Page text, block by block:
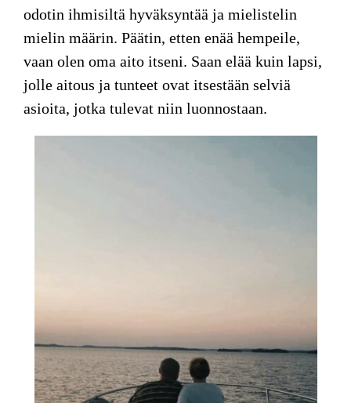
odotin ihmisiltä hyväksyntää ja mielistelin
mielin määrin. Päätin, etten enää hempeile,
vaan olen oma aito itseni. Saan elää kuin lapsi,
jolle aitous ja tunteet ovat itsestään selviä
asioita, jotka tulevat niin luonnostaan.